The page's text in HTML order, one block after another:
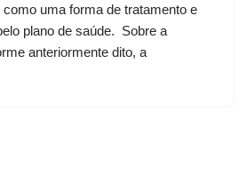
uma forma de tratamento e
plano de saúde. Sobre a
anteriormente dito, a